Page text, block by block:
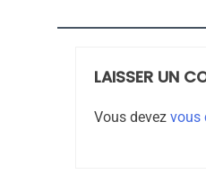
LAISSER UN
Vous devez vous